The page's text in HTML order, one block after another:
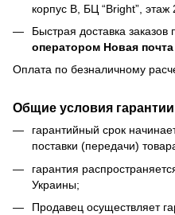
корпус В, БЦ “Bright”,
Быстрая доставка заказов
оператором Новая почта
Оплата по безналичному
Общие условия гарантии
гарантийный срок
поставки (передачи)
гарантия
Украины;
Продавец осуществляет